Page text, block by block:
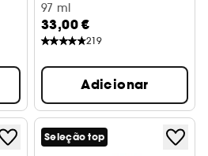
97 ml
33,00 €
219
Adicionar
Seleção top